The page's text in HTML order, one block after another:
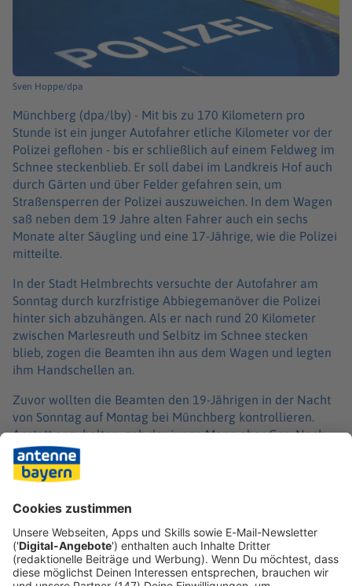
Sven Hoppe/dpa
Münchberg (dpa/lby) - Mit bis zu 170 Kilometern pro
Stunde ist ein junger Autofahrer etliche Kilometer vor der
Polizei geflohen - bis er schließlich auf einem Feldweg im
Schnee steckenblieb. Er soll dabei im Landkreis Hof auch
durch Gärten und über Felder gefahren sein, um
Straßensperren der Polizei auszuweichen. In dem Wagen
saß neben dem 19 Jahre alten Fahrer auch ein sechs
Monate alter Säugling und eine 17-Jährige, wie die Polizei
mitteilte.
In der Stadt Helmbrechts versuchte der Autofahrer am
Sonntag durch kurzfristige Abbiegemanöver die Polizei
hinter sich abzuhängen. Als er nach rund 20 Kilometer
zwischen Marlesreuth und Selbitz im Schnee stecken
blieb, zogen die Beamten ihn aus dem Wagen und legten
ihm Handschellen an.
Zuvor wollten die Beamten den 19-Jährigen in der Nacht
von Sonntag auf Montag bei Münchberg kontrollieren.
Anstatt anzuhalten, gab der junge Mann aber Gas. Nach
der Festnahme stellten die Beamten zudem fest, dass der
Mann keinen Führerschein hat. Gegen ihn wird nun wegen
Kraftfahrzeugrennens und Fahrens ohne Führerschein
ermittelt. Verletzt wurde bei dem Vorfall niemand.